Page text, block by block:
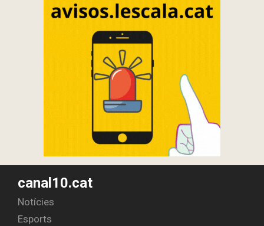
canal10.cat
Notícies
Esports